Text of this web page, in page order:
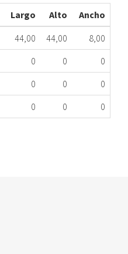
Largo Alto
Ancho
44,00 44,00
8,00
0 0
0
0 0
0
0 0 0